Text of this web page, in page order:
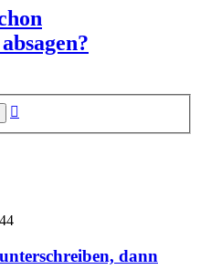
dann